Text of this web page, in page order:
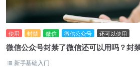
使用 封禁 微信 微信公众号 还可以使用
微信公众号封禁了微信还可以用吗？封
新手基础入门